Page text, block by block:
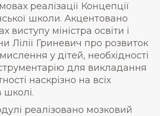
реалізації Концепції
школи. Акцентовано
виступу міністра освіти і
Лілії Гриневич про розвиток
у дітей, необхідності
для викладання
наскрізно на всіх
школі.
реалізовано мозковий